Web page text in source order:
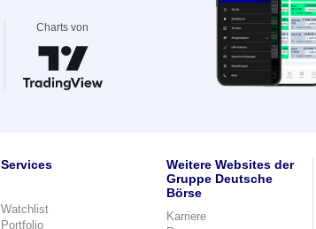
Charts von
Services
Watchlist
Portfolio
Weitere Websites der
Gruppe Deutsche
Börse
Karriere